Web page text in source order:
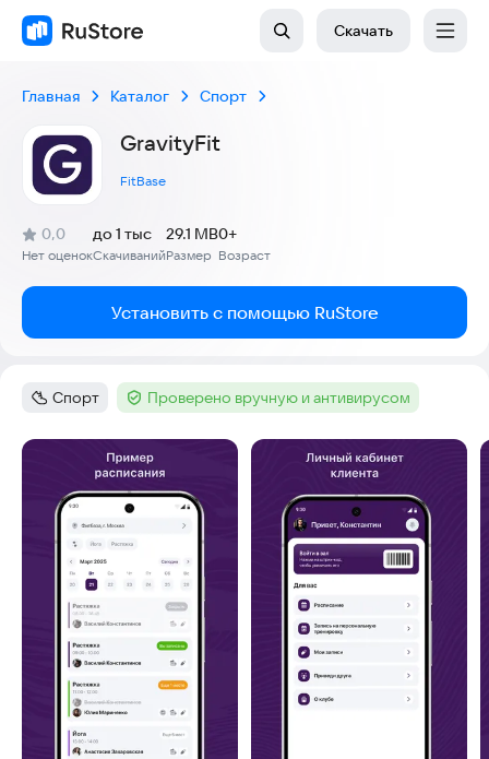
Скачать
Главная Каталог Спорт
GravityFit
FitBase
Рейтинг:
0,0
(
Нет оценок
)
Скачиваний
до 1 тыс
Размер
29.1 MB
Возраст
0+
Установить с помощью RuStore
Категория
Спорт Тег :Проверено вручную и антивирусом
Скриншоты